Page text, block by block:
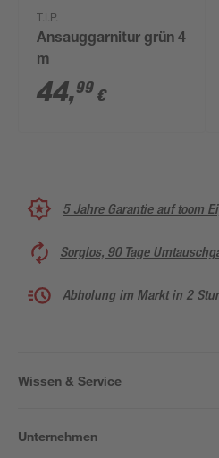
T.I.P.
Ansauggarnitur grün 4
m
44,99 €
5 Jahre Garantie auf toom
Sorglos, 90 Tage
Abholung im Markt in 2
Wissen & Service
Unternehmen